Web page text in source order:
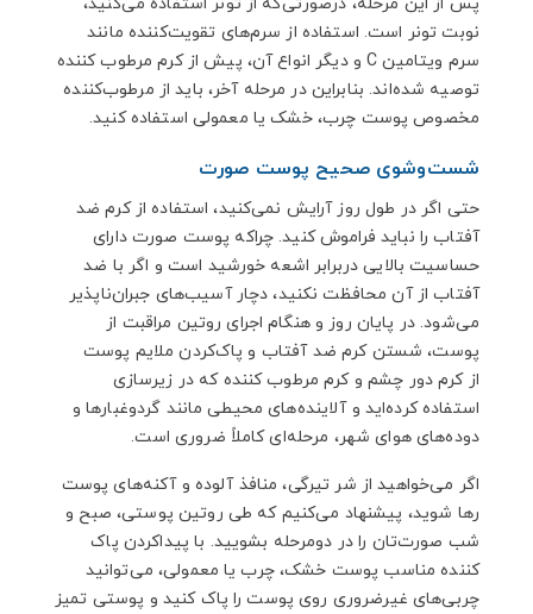
نوبت تونر است. استفاده از سرم‌های تقویت‌کننده مانند
سرم ویتامین Cو دیگر انواع آن، پیش از کرم مرطوب کننده
توصیه شده‌اند. بنابراین در مرحله آخر، باید از مرطوب‌کننده
مخصوص پوست چرب، خشک یا معمولی استفاده کنید.
شست‌وشوی صحیح پوست صورت
حتی اگر در طول روز آرایش نمی‌کنید، استفاده از کرم ضد
آفتاب را نباید فراموش کنید. چراکه پوست صورت دارای
حساسیت بالایی دربرابر اشعه خورشید است و اگر با ضد
آفتاب از آن محافظت نکنید، دچار آسیب‌های جبران‌ناپذیر
می‌شود. در پایان روز و هنگام اجرای روتین مراقبت از
پوست، شستن کرم ضد آفتاب و پاک‌کردن ملایم پوست
از کرم دور چشم و کرم مرطوب کننده که در زیرسازی
استفاده کرده‌اید و آلاینده‌های محیطی مانند گردوغبارها و
دوده‌های هوای شهر، مرحله‌ای کاملاً ضروری است.
اگر می‌خواهید از شر تیرگی، منافذ آلوده و آکنه‌های پوست
رها شوید، پیشنهاد می‌کنیم که طی روتین پوستی، صبح و
شب صورت‌تان را در دومرحله بشویید. با پیداکردن پاک
کننده مناسب پوست خشک، چرب یا معمولی، می‌توانید
چربی‌های غیرضروری روی پوست را پاک کنید و پوستی تمیز